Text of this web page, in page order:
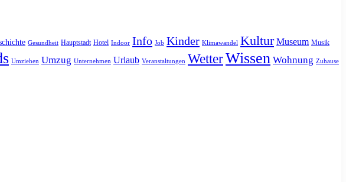
Gesundheit Hauptstadt Hotel Indoor Info Job Kinder Klimawandel Kultur Museum Musik
Umziehen Umzug Unternehmen Urlaub Veranstaltungen WetterWissen Wohnung Zuhause